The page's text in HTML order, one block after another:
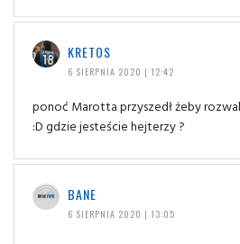
KRETOS
6 SIERPNIA 2020 | 12:42
ponoć Marotta przyszedł żeby
:D gdzie jesteście hejterzy ?
BANE
6 SIERPNIA 2020 | 13:05